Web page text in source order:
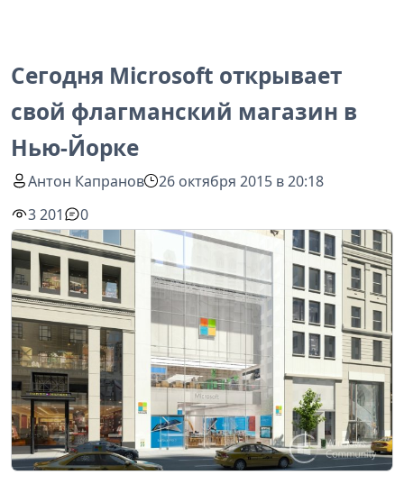
Сегодня Microsoft открывает
свой флагманский магазин в
Нью-Йорке
Антон Капранов
26 октября 2015 в 20:18
3 201
0